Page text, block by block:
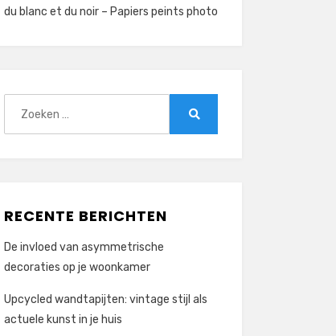
du blanc et du noir – Papiers peints photo
RECENTE BERICHTEN
De invloed van asymmetrische
decoraties op je woonkamer
Upcycled wandtapijten: vintage stijl als
actuele kunst in je huis